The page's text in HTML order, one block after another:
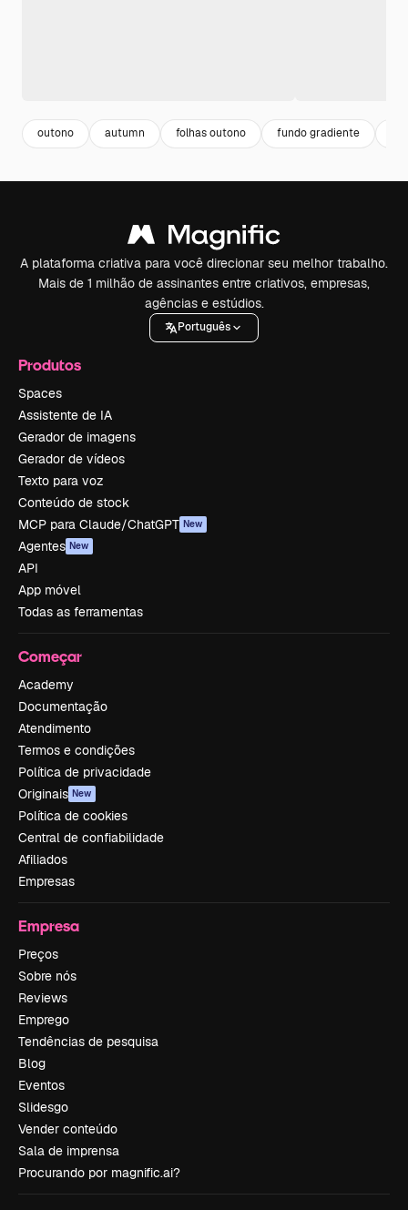
outono autumn folhas outono fundo gradiente
A plataforma criativa para você direcionar seu melhor trabalho.
Mais de 1 milhão de assinantes entre criativos, empresas,
agências e estúdios.
Português
Produtos
Spaces
Assistente de IA
Gerador de imagens
Gerador de vídeos
Texto para voz
Conteúdo de stock
MCP para Claude/ChatGPT New
Agentes New
API
App móvel
Todas as ferramentas
Começar
Academy
Documentação
Atendimento
Termos e condições
Política de privacidade
Originais New
Política de cookies
Central de confiabilidade
Afiliados
Empresas
Empresa
Preços
Sobre nós
Reviews
Emprego
Tendências de pesquisa
Blog
Eventos
Slidesgo
Vender conteúdo
Sala de imprensa
Procurando por magnific.ai?